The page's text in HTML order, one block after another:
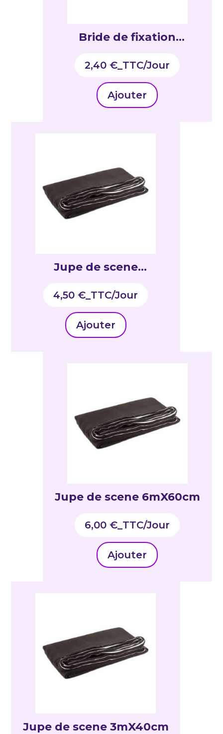
Bride de fixation
2,40 €_TTC
Ajouter
Jupe de scene
4,50 €_TTC
Ajouter
Jupe de scene 6mX60cm
6,00 €_TTC
Ajouter
Jupe de scene 3mX40cm